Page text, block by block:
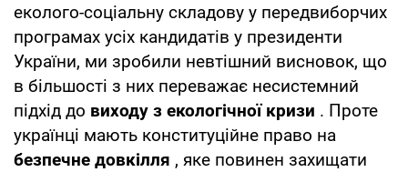
еколого-соціальну складову у передвиборчих
програмах усіх кандидатів у президенти
України, ми зробили невтішний висновок, що
в більшості з них переважає несистемний
підхід до виходу з екологічної кризи . Проте
українці мають конституційне право на
безпечне довкілля , яке повинен захищати